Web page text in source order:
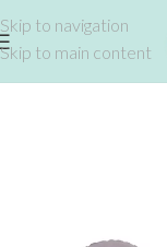
Skip to navigation
Skip to main content